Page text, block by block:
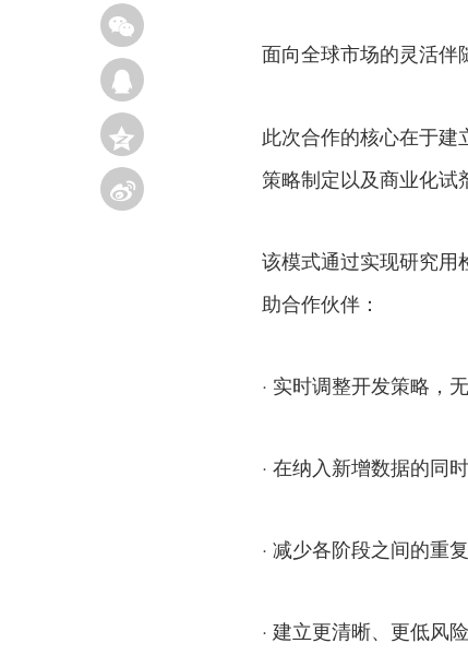
面向全球市场的灵活伴
此次合作的核心在于
策略制定以及商业化试
该模式通过实现研究用
助合作伙伴：
· 实时调整开发策略，
· 在纳入新增数据的同
· 减少各阶段之间的重
· 建立更清晰、更低风